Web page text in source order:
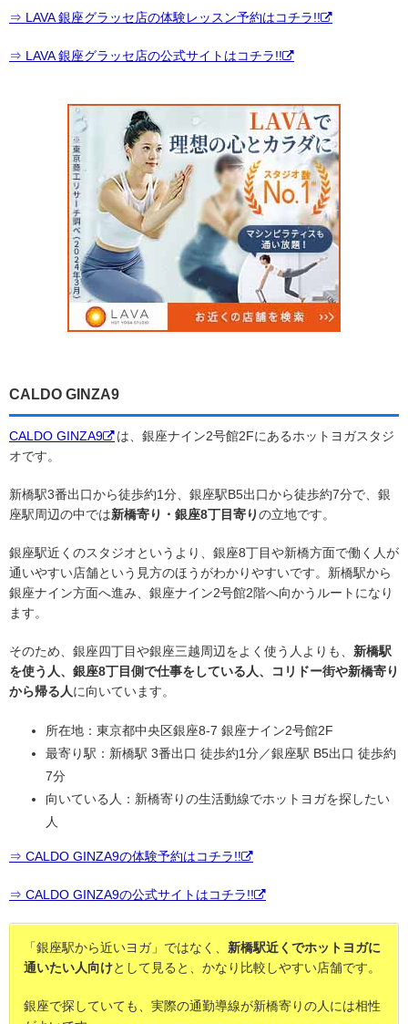
⇒ LAVA 銀座グラッセ店の体験レッスン予約はコチラ!!
⇒ LAVA 銀座グラッセ店の公式サイトはコチラ!!
CALDO GINZA9
CALDO GINZA9
は、銀座ナイン2号館2Fにあるホットヨガスタジ
オです。
新橋駅3番出口から徒歩約1分、銀座駅B5出口から徒歩約7分で、銀
座駅周辺の中では新橋寄り・銀座8丁目寄りの立地です。
銀座駅近くのスタジオというより、銀座8丁目や新橋方面で働く人が
通いやすい店舗という見方のほうがわかりやすいです。新橋駅から
銀座ナイン方面へ進み、銀座ナイン2号館2階へ向かうルートになり
ます。
そのため、銀座四丁目や銀座三越周辺をよく使う人よりも、 新橋駅
を使う人、銀座8丁目側で仕事をしている人、コリドー街や新橋寄り
から帰る人に向いています。
所在地：東京都中央区銀座8-7 銀座ナイン2号館2F
最寄り駅：新橋駅 3番出口 徒歩約1分／銀座駅 B5出口 徒歩約
7分
向いている人：新橋寄りの生活動線でホットヨガを探したい
人
⇒ CALDO GINZA9の体験予約はコチラ!!
⇒ CALDO GINZA9の公式サイトはコチラ!!
「銀座駅から近いヨガ」ではなく、 新橋駅近くでホットヨガに
通いたい人向けとして見ると、かなり比較しやすい店舗です。
銀座で探していても、実際の通勤導線が新橋寄りの人には相性